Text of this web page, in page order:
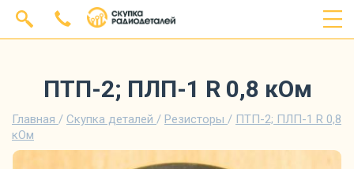
ПТП-2; ПЛП-1 R 0,8 кОм
Главная / Скупка деталей / Резисторы / ПТП-2; ПЛП-1 R 0,8
кОм